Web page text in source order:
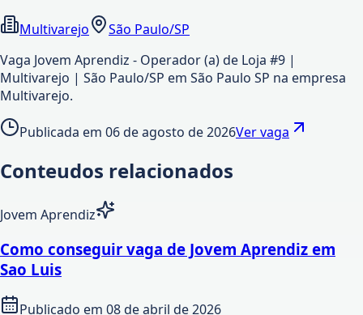
Multivarejo
São Paulo/SP
Vaga Jovem Aprendiz - Operador (a) de Loja #9 |
Multivarejo | São Paulo/SP em São Paulo SP na empresa
Multivarejo.
Publicada em 06 de agosto de 2026Ver vaga
Conteudos relacionados
Jovem Aprendiz
Como conseguir vaga de Jovem Aprendiz em
Sao Luis
Publicado em 08 de abril de 2026